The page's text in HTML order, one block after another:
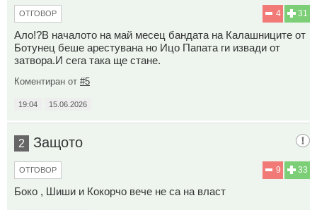
31
4
ОТГОВОР
Ало!?В началото на май месец бандата на Калашниците от
Ботунец беше арестувана но Ицо Папата ги извади от
затвора.И сега така ще стане.
Коментиран от #5
19:04 15.06.2026
2 Защото
33
9
ОТГОВОР
Боко , Шиши и Кокорчо вече не са на власт